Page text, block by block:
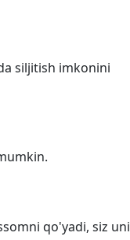
siljitish imkonini
qo'yadi, siz uni